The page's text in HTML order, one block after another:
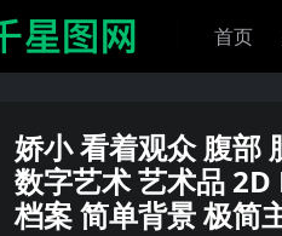
首页
娇小 看着观众 腹部
数字艺术 艺术品
档案 简单背景 极简